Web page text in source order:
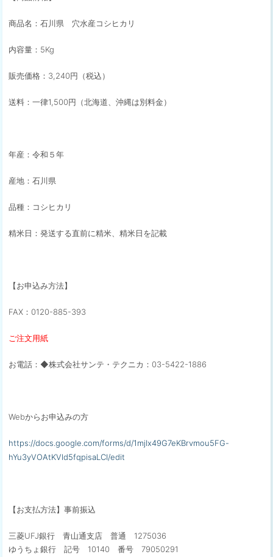
商品名：石川県 穴水産コシヒカリ
内容量：5Kg
販売価格：3,240円（税込）
送料：一律1,500円（北海道、沖縄は別料金）
年産：令和５年
産地：石川県
品種：コシヒカリ
精米日：発送する直前に精米、精米日を記載
【お申込み方法】
FAX：0120-885-393
ご注文用紙
お電話：◆株式会社サンテ・テクニカ：03-5422-1886
Webからお申込みの方
https://docs.google.com/forms/d/1mjIx49G7eKBrvmou5FG-
hYu3yVOAtKVld5fqpisaLCI/edit
【お支払方法】事前振込
三菱UFJ銀行 青山通支店 普通 1275036
ゆうちょ銀行 記号 10140 番号 79050291